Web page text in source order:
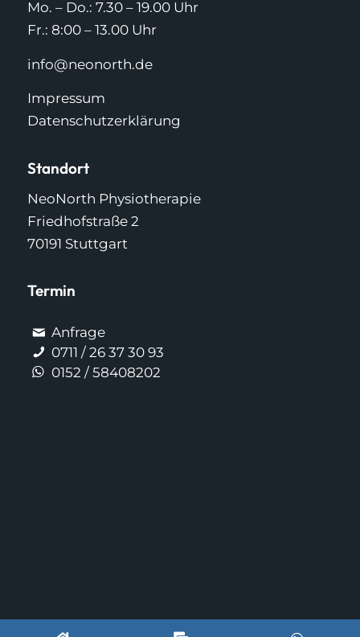
Mo. – Do.: 7.30 – 19.00 Uhr
Fr.: 8:00 – 13.00 Uhr
info@neonorth.de
Impressum
Datenschutzerklärung
Standort
NeoNorth Physiotherapie
Friedhofstraße 2
70191 Stuttgart
Termin
Anfrage
0711 / 26 37 30 93
0152 / 58408202